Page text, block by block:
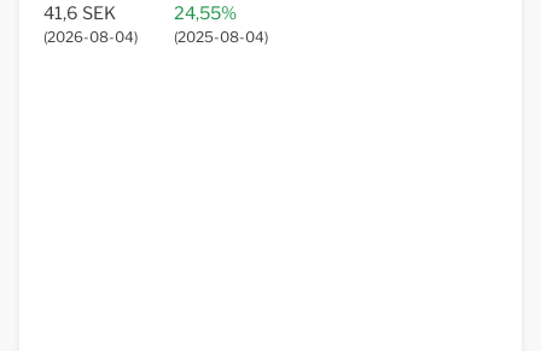
41,6 SEK
(2026-08-04)
24,55%
(2025-08-04)